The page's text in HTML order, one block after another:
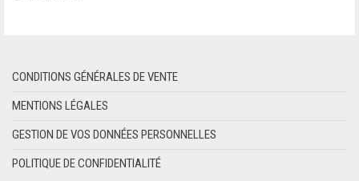
CONDITIONS GÉNÉRALES DE VENTE
MENTIONS LÉGALES
GESTION DE VOS DONNÉES PERSONNELLES
POLITIQUE DE CONFIDENTIALITÉ